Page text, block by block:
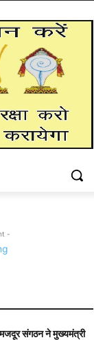
-
संगठन ने मुख्यमंत्री